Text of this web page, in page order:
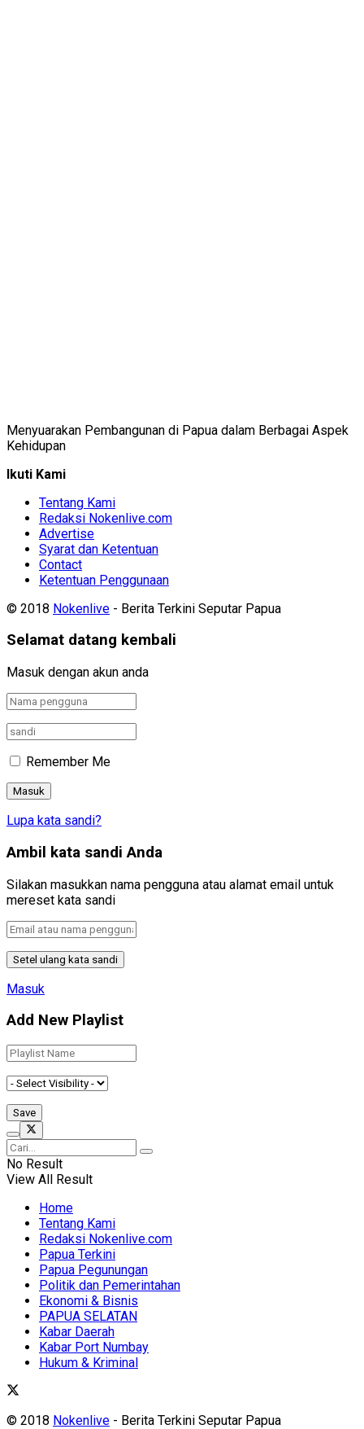
Menyuarakan Pembangunan di Papua dalam Berbagai Aspek
Kehidupan
Ikuti Kami
Tentang Kami
Redaksi Nokenlive.com
Advertise
Syarat dan Ketentuan
Contact
Ketentuan Penggunaan
© 2018 Nokenlive - Berita Terkini Seputar Papua
Selamat datang kembali
Masuk dengan akun anda
Remember Me
Lupa kata sandi?
Ambil kata sandi Anda
Silakan masukkan nama pengguna atau alamat email untuk
mereset kata sandi
Masuk
Add New Playlist
No Result
View All Result
Home
Tentang Kami
Redaksi Nokenlive.com
Papua Terkini
Papua Pegunungan
Politik dan Pemerintahan
Ekonomi & Bisnis
PAPUA SELATAN
Kabar Daerah
Kabar Port Numbay
Hukum & Kriminal
© 2018 Nokenlive - Berita Terkini Seputar Papua